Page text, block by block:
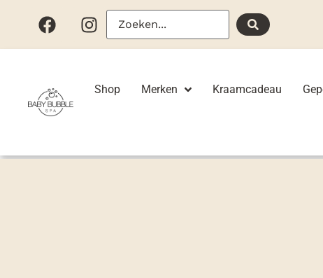
Shop Merken Kraamcadeau